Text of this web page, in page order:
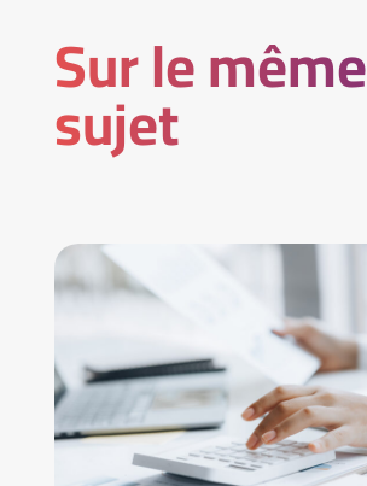
Sur le même
sujet